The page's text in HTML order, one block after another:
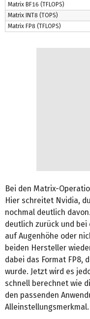
Matrix BF16 (TFLOPS)
Matrix INT8 (TOPS)
Matrix FP8 (TFLOPS)
Bei den Matrix-
Hier schreitet Nvidia,
nochmal deutlich
deutlich zurück und
auf Augenhöhe oder
beiden Hersteller
dabei das Format FP8,
wurde. Jetzt wird es
schnell berechnet wie
den passenden
Alleinstellungsmerkmal.